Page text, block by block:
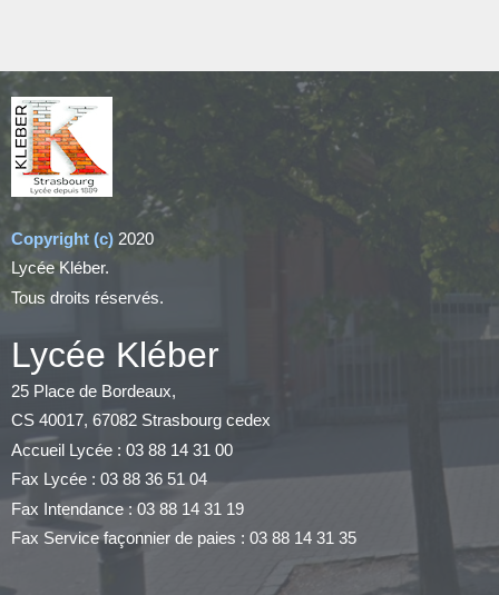
Copyright (c) 2020
Lycée Kléber.
Tous droits réservés.
Lycée Kléber
25 Place de Bordeaux,
CS 40017, 67082 Strasbourg cedex
Accueil Lycée : 03 88 14 31 00
Fax Lycée : 03 88 36 51 04
Fax Intendance : 03 88 14 31 19
Fax Service façonnier de paies : 03 88 14 31 35